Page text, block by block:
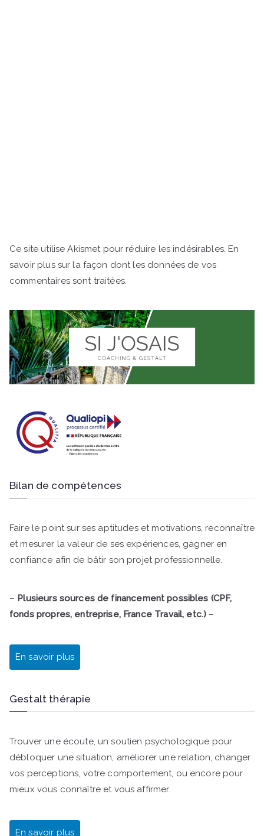
Ce site utilise Akismet pour réduire les indésirables. En
savoir plus sur la façon dont les données de vos
commentaires sont traitées.
Bilan de compétences
Faire le point sur ses aptitudes et motivations, reconnaître
et mesurer la valeur de ses expériences, gagner en
confiance afin de bâtir son projet professionnelle.
– Plusieurs sources de financement possibles (CPF,
fonds propres, entreprise, France Travail, etc.) –
En savoir plus
Gestalt thérapie
Trouver une écoute, un soutien psychologique pour
débloquer une situation, améliorer une relation, changer
vos perceptions, votre comportement, ou encore pour
mieux vous connaître et vous affirmer.
En savoir plus